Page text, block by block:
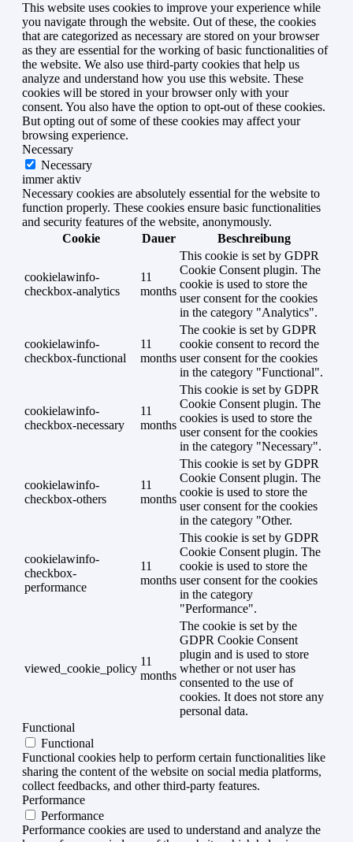
This website uses cookies to improve your experience while
you navigate through the website. Out of these, the cookies
that are categorized as necessary are stored on your browser
as they are essential for the working of basic functionalities of
the website. We also use third-party cookies that help us
analyze and understand how you use this website. These
cookies will be stored in your browser only with your
consent. You also have the option to opt-out of these cookies.
But opting out of some of these cookies may affect your
browsing experience.
Necessary
Necessary
immer aktiv
Necessary cookies are absolutely essential for the website to
function properly. These cookies ensure basic functionalities
and security features of the website, anonymously.
Cookie
Dauer Beschreibung
cookielawinfo-
checkbox-analytics
11
months
This cookie is set by GDPR
Cookie Consent plugin. The
cookie is used to store the
user consent for the cookies
in the category "Analytics".
cookielawinfo-
checkbox-functional
11
months
The cookie is set by GDPR
cookie consent to record the
user consent for the cookies
in the category "Functional".
cookielawinfo-
checkbox-necessary
11
months
This cookie is set by GDPR
Cookie Consent plugin. The
cookies is used to store the
user consent for the cookies
in the category "Necessary".
cookielawinfo-
checkbox-others
11
months
This cookie is set by GDPR
Cookie Consent plugin. The
cookie is used to store the
user consent for the cookies
in the category "Other.
cookielawinfo-
checkbox-
performance
11
months
This cookie is set by GDPR
Cookie Consent plugin. The
cookie is used to store the
user consent for the cookies
in the category
"Performance".
viewed_cookie_policy
11
months
The cookie is set by the
GDPR Cookie Consent
plugin and is used to store
whether or not user has
consented to the use of
cookies. It does not store any
personal data.
Functional
Functional
Functional cookies help to perform certain functionalities like
sharing the content of the website on social media platforms,
collect feedbacks, and other third-party features.
Performance
Performance
Performance cookies are used to understand and analyze the